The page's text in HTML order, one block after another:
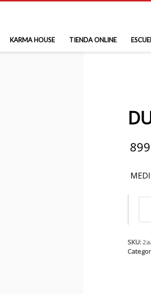
KARMA HOUSE TIENDA ONLINE
CSC
SKU: